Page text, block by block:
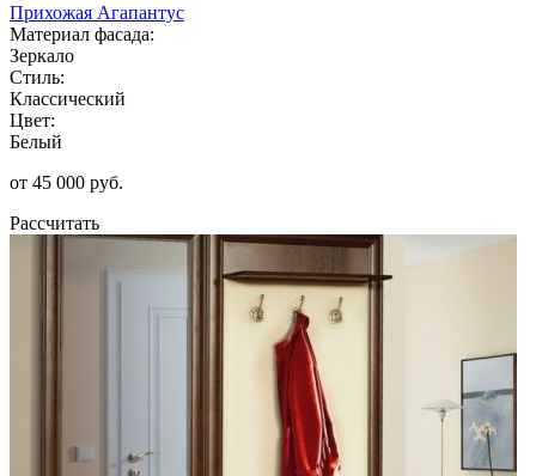
Прихожая Агапантус
Материал фасада:
Зеркало
Стиль:
Классический
Цвет:
Белый
от 45 000 руб.
Рассчитать